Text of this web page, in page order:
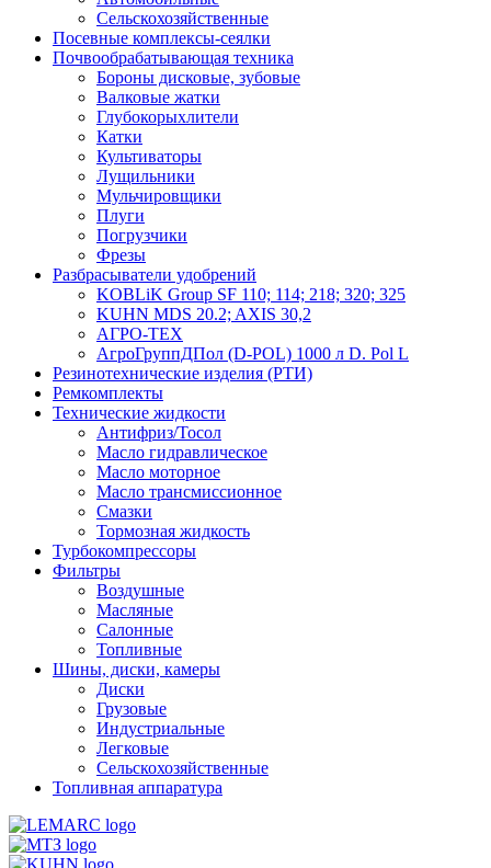
Сельскохозяйственные
Посевные комплексы-сеялки
Почвообрабатывающая техника
Бороны дисковые, зубовые
Валковые жатки
Глубокорыхлители
Катки
Культиваторы
Лущильники
Мульчировщики
Плуги
Погрузчики
Фрезы
Разбрасыватели удобрений
KOBLiK Group SF 110; 114; 218; 320; 325
KUHN MDS 20.2; AXIS 30,2
АГРО-ТЕХ
АгроГруппДПол (D-POL) 1000 л D. Pol L
Резинотехнические изделия (РТИ)
Ремкомплекты
Технические жидкости
Антифриз/Тосол
Масло гидравлическое
Масло моторное
Масло трансмиссионное
Смазки
Тормозная жидкость
Турбокомпрессоры
Фильтры
Воздушные
Масляные
Салонные
Топливные
Шины, диски, камеры
Диски
Грузовые
Индустриальные
Легковые
Сельскохозяйственные
Топливная аппаратура